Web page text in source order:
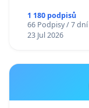
1 180 podpisů
66 Podpisy / 7 dní
23 Jul 2026